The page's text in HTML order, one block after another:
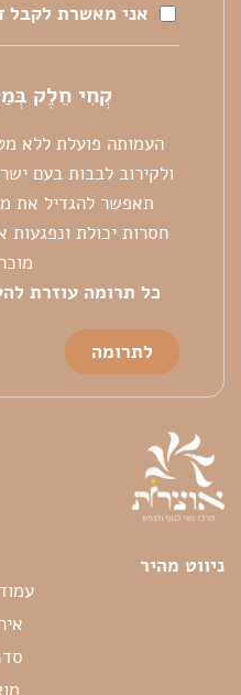
אני מאשרת לקבל
קְחִי חֵלֶק
העמותה פועלת ללא
ולקירוב לבבות בעם
תאפשר להגדיל את
כל תרומה עוזרת
לתרומה
ניווט מהיר